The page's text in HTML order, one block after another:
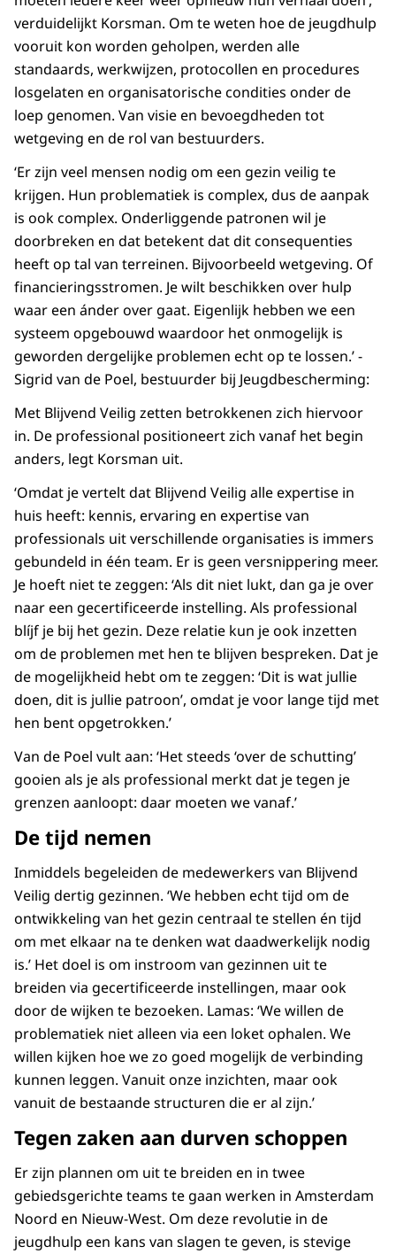
verduidelijkt Korsman. Om te weten hoe de jeugdhulp
vooruit kon worden geholpen, werden alle
standaards, werkwijzen, protocollen en procedures
losgelaten en organisatorische condities onder de
loep genomen. Van visie en bevoegdheden tot
wetgeving en de rol van bestuurders.
‘Er zijn veel mensen nodig om een gezin veilig te
krijgen. Hun problematiek is complex, dus de aanpak
is ook complex. Onderliggende patronen wil je
doorbreken en dat betekent dat dit consequenties
heeft op tal van terreinen. Bijvoorbeeld wetgeving. Of
financieringsstromen. Je wilt beschikken over hulp
waar een ánder over gaat. Eigenlijk hebben we een
systeem opgebouwd waardoor het onmogelijk is
geworden dergelijke problemen echt op te lossen.’ -
Sigrid van de Poel, bestuurder bij Jeugdbescherming:
Met Blijvend Veilig zetten betrokkenen zich hiervoor
in. De professional positioneert zich vanaf het begin
anders, legt Korsman uit.
‘Omdat je vertelt dat Blijvend Veilig alle expertise in
huis heeft: kennis, ervaring en expertise van
professionals uit verschillende organisaties is immers
gebundeld in één team. Er is geen versnippering meer.
Je hoeft niet te zeggen: ‘Als dit niet lukt, dan ga je over
naar een gecertificeerde instelling. Als professional
blíjf je bij het gezin. Deze relatie kun je ook inzetten
om de problemen met hen te blijven bespreken. Dat je
de mogelijkheid hebt om te zeggen: ‘Dit is wat jullie
doen, dit is jullie patroon’, omdat je voor lange tijd met
hen bent opgetrokken.’
Van de Poel vult aan: ‘Het steeds ‘over de schutting’
gooien als je als professional merkt dat je tegen je
grenzen aanloopt: daar moeten we vanaf.’
De tijd nemen
Inmiddels begeleiden de medewerkers van Blijvend
Veilig dertig gezinnen. ‘We hebben echt tijd om de
ontwikkeling van het gezin centraal te stellen én tijd
om met elkaar na te denken wat daadwerkelijk nodig
is.’ Het doel is om instroom van gezinnen uit te
breiden via gecertificeerde instellingen, maar ook
door de wijken te bezoeken. Lamas: ‘We willen de
problematiek niet alleen via een loket ophalen. We
willen kijken hoe we zo goed mogelijk de verbinding
kunnen leggen. Vanuit onze inzichten, maar ook
vanuit de bestaande structuren die er al zijn.’
Tegen zaken aan durven schoppen
Er zijn plannen om uit te breiden en in twee
gebiedsgerichte teams te gaan werken in Amsterdam
Noord en Nieuw-West. Om deze revolutie in de
jeugdhulp een kans van slagen te geven, is stevige